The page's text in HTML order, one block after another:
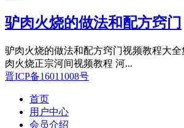
驴肉火烧的做法和配方窍门
驴肉火烧的做法和配方窍门视频教程大
肉火烧正宗河间视频教程 河...
晋ICP备16011008号
首页
用户中心
会员介绍